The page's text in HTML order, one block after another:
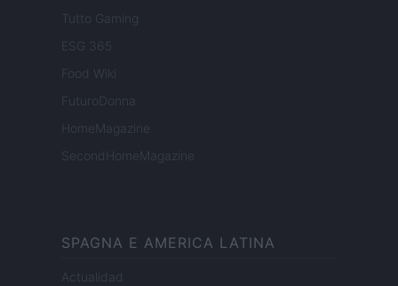
Tutto Gaming
ESG 365
Food Wiki
FuturoDonna
HomeMagazine
SecondHomeMagazine
SPAGNA E AMERICA LATINA
Actualidad